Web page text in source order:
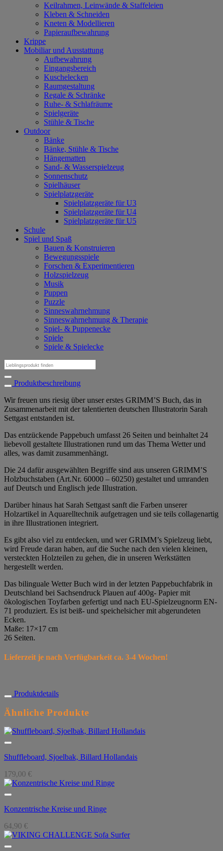
Keilrahmen, Leinwände & Staffeleien
Kleben & Schneiden
Kneten & Modellieren
Papieraufbewahrung
Krippe
Mobiliar und Ausstattung
Aufbewahrung
Eingangsbereich
Kuschelecken
Raumgestaltung
Regale & Schränke
Ruhe- & Schlafräume
Spielgeräte
Stühle & Tische
Outdoor
Bänke
Bänke, Stühle & Tische
Hängematten
Sand- & Wasserspielzeug
Sonnenschutz
Spielhäuser
Spielplatzgeräte
Spielplatzgeräte für U3
Spielplatzgeräte für U4
Spielplatzgeräte für U5
Schule
Spiel und Spaß
Bauen & Konstruieren
Bewegungsspiele
Forschen & Experimentieren
Holzspielzeug
Musik
Puppen
Puzzle
Sinneswahrnehmung
Sinneswahrnehmung & Therapie
Spiel- & Puppenecke
Spiele
Spiele & Spielecke
Suchen
nach:
Produktbeschreibung
Wir freuen uns riesig über unser erstes GRIMM’S Buch, das in
Zusammenarbeit mit der talentierten deutschen Illustratorin Sarah
Settgast entstanden ist.
Das entzückende Pappebuch umfasst 26 Seiten und beinhaltet 24
liebevoll gestaltete Illustrationen rund um das Thema Wetter und
alles, was damit zusammenhängt.
Die 24 dafür ausgewählten Begriffe sind aus unseren GRIMM’S
Holzbuchstaben (Art.Nr. 60000 – 60250) gestaltet und umranden
auf Deutsch und Englisch jede Illustration.
Darüber hinaus hat Sarah Settgast sanft die Farben unserer
Holzartikel in Aquarelltechnik aufgetragen und sie teils collagenartig
in ihre Illustrationen integriert.
Es gibt also viel zu entdecken, und wer GRIMM’s Spielzeug liebt,
wird Freude daran haben, auf die Suche nach den vielen kleinen,
versteckten Holzteilen zu gehen, die in unseren Werkstätten
hergestellt werden.
Das bilinguale Wetter Buch wird in der letzten Pappebuchfabrik in
Deutschland bei Sachsendruck Plauen auf 400g- Papier mit
ökologischen Toyfarben gefertigt und nach EU-Spielzeugnorm EN-
71 produziert. Es ist beiß- und speichelsicher mit abgerundeten
Ecken.
Maße: 17×17 cm
26 Seiten.
Lieferzeit je nach Verfügbarkeit ca. 3-4 Wochen!
Produktdetails
Ähnliche Produkte
Shuffleboard, Sjoelbak, Billard Hollandais
179,00 €
Konzentrische Kreise und Ringe
64,90 €